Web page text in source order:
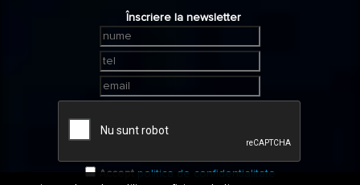
Înscriere la newsletter
Acceptpolitica de confidentialitate